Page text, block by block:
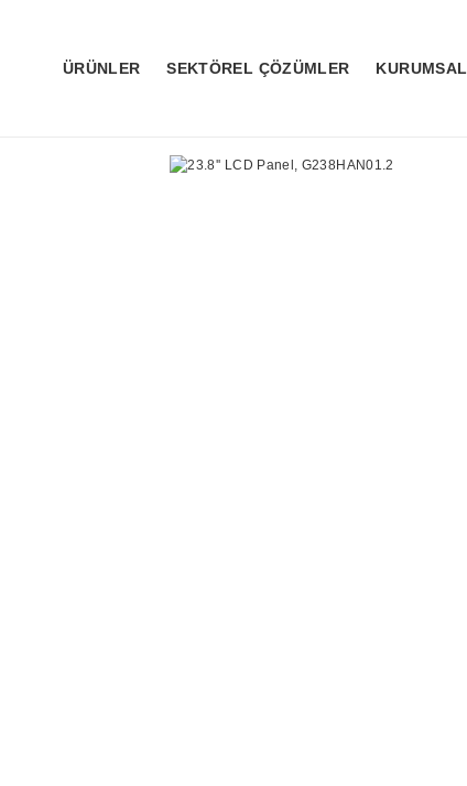
ÜRÜNLER SEKTÖREL ÇÖZÜMLER KURUMSAL